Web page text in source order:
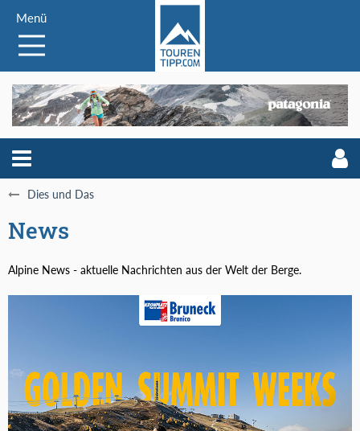
Menü
Dies und Das
News
Alpine News - aktuelle Nachrichten aus der Welt der Berge.